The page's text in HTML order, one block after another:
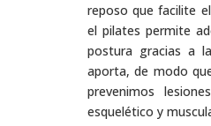
reposo que facilite
el pilates permite
postura gracias a
aporta, de modo
prevenimos
esquelético y